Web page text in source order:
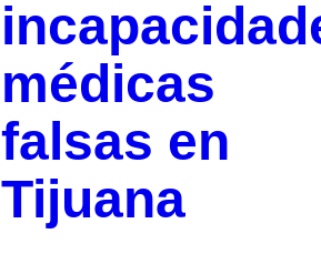
médicas
falsas en
Tijuana